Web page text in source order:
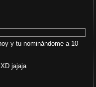
y tu nominándome a 10
jajaja